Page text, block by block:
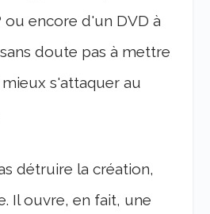
ou encore d'un DVD à
doute pas à mettre
mieux s'attaquer au
détruire la création,
Il ouvre, en fait, une